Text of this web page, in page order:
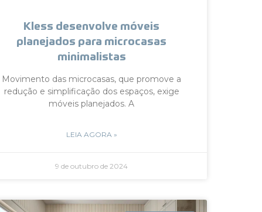
Kless desenvolve móveis
planejados para microcasas
minimalistas
Movimento das microcasas, que promove a
redução e simplificação dos espaços, exige
móveis planejados. A
LEIA AGORA »
9 de outubro de 2024